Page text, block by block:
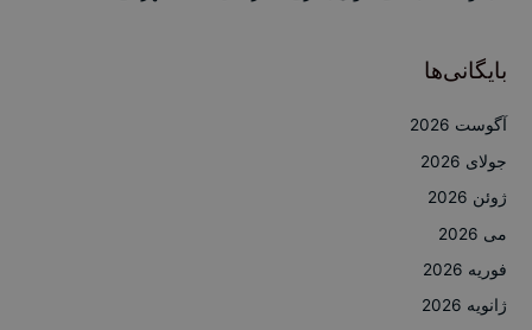
بایگانی‌ها
آگوست 2026
جولای 2026
ژوئن 2026
می 2026
فوریه 2026
ژانویه 2026